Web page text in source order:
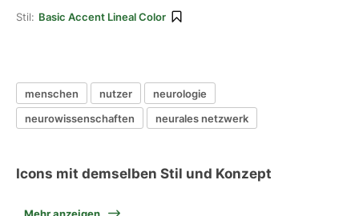
Stil: Basic Accent Lineal Color
menschen nutzer
neurologie
neurowissenschaften
neurales netzwerk
Icons mit demselben Stil und Konzept